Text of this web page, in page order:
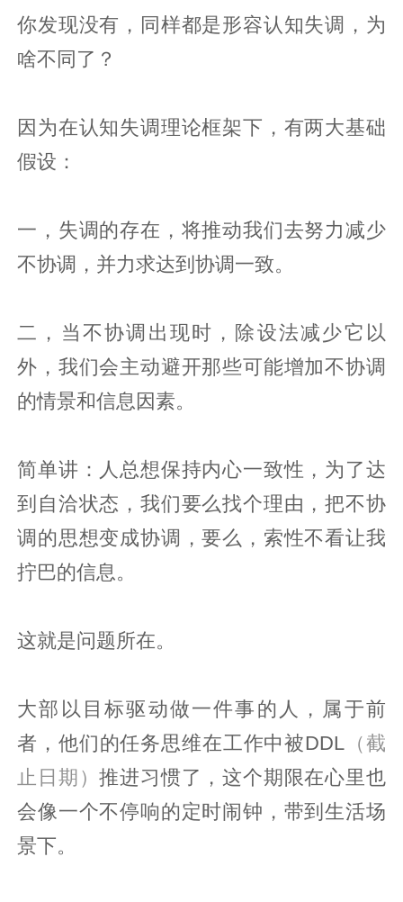
你发现没有，同样都是形容认知失调，为
啥不同了？
因为在认知失调理论框架下，有两大基础
假设：
一，失调的存在，将推动我们去努力减少
不协调，并力求达到协调一致。
二，当不协调出现时，除设法减少它以
外，我们会主动避开那些可能增加不协调
的情景和信息因素。
简单讲：人总想保持内心一致性，为了达
到自洽状态，我们要么找个理由，把不协
调的思想变成协调，要么，索性不看让我
拧巴的信息。
这就是问题所在。
大部以目标驱动做一件事的人，属于前
者，他们的任务思维在工作中被DDL （截
止日期）推进习惯了，这个期限在心里也
会像一个不停响的定时闹钟，带到生活场
景下。